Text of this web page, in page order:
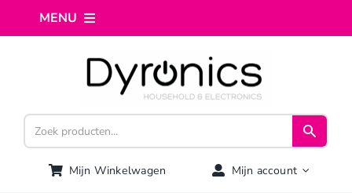
MENU
Webshop
Computer reparatie
Mijn Winkelwagen Mijn account